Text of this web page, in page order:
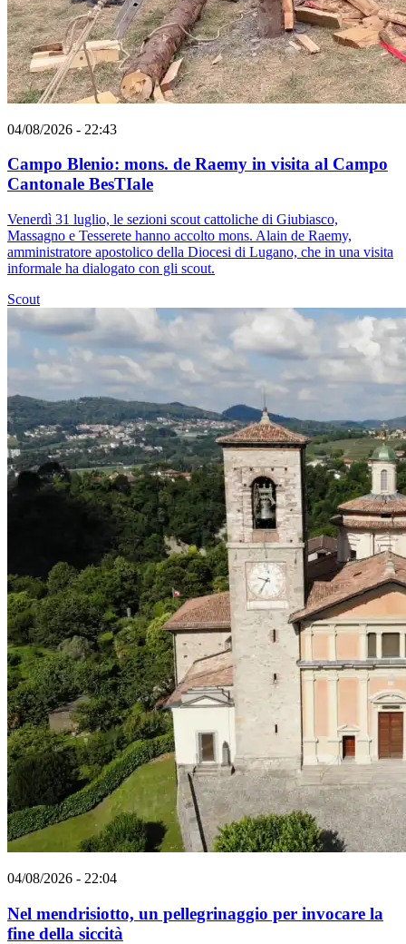
04/08/2026 - 22:43
Campo Blenio: mons. de Raemy in visita al Campo
Cantonale BesTIale
Venerdì 31 luglio, le sezioni scout cattoliche di Giubiasco,
Massagno e Tesserete hanno accolto mons. Alain de Raemy,
amministratore apostolico della Diocesi di Lugano, che in una visita
informale ha dialogato con gli scout.
Scout
04/08/2026 - 22:04
Nel mendrisiotto, un pellegrinaggio per invocare la
fine della siccità